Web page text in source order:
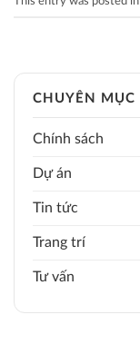
CHUYÊN MỤC
Chính sách
Dự án
Tin tức
Trang trí
Tư vấn